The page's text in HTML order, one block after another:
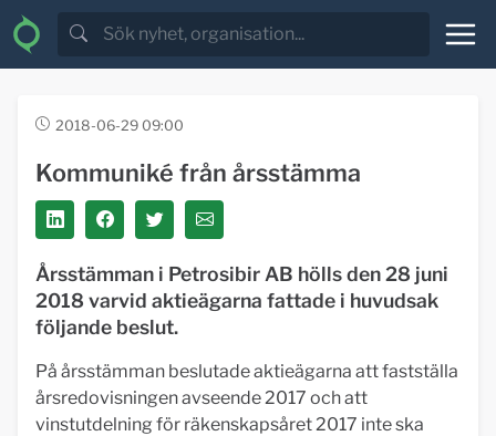
2018-06-29 09:00
Kommuniké från årsstämma
Årsstämman i Petrosibir AB hölls den 28 juni
2018 varvid aktieägarna fattade i huvudsak
följande beslut.
På årsstämman beslutade aktieägarna att fastställa
årsredovisningen avseende 2017 och att
vinstutdelning för räkenskapsåret 2017 inte ska